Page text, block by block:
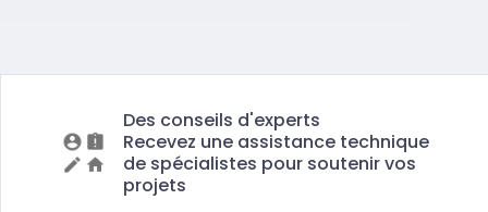
Des conseils d'experts
Recevez une assistance technique
de spécialistes pour soutenir vos
projets